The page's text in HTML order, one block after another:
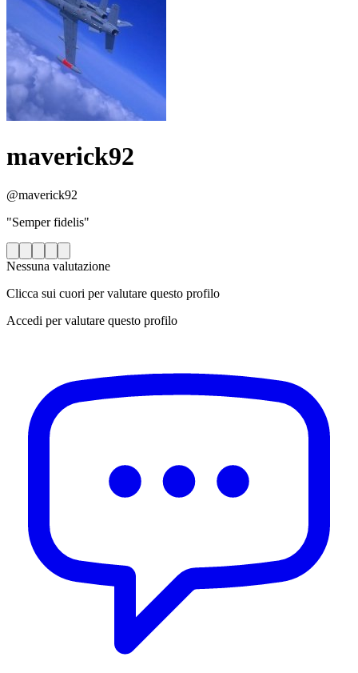
maverick92
@maverick92
"Semper fidelis"
Nessuna valutazione
Clicca sui cuori per valutare questo profilo
Accedi per valutare questo profilo